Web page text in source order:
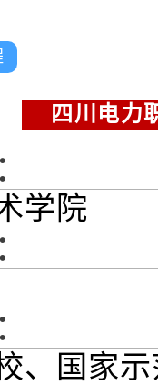
四川电力
学院
、国家